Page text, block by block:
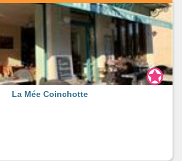
La Mée Coinchotte